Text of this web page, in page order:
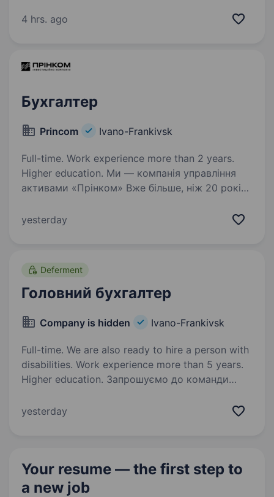
країни і зараз ми в пошуку спеціаліста
4 hrs. ago
Бухгалтер
Princom Ivano-Frankivsk
Full-time. Work experience more than 2 years.
Higher education. Ми — компанія управління
активами «Прінком» Вже більше, ніж 20 років
знаходити ефективні рішення щодо
yesterday
Deferment
Головний бухгалтер
Company is hidden Ivano-Frankivsk
Full-time. We are also ready to hire a person with
disabilities. Work experience more than 5 years.
Higher education. Запрошуємо до команди
забезпечить ефективну організацію
yesterday
Your resume — the first step to
a new job